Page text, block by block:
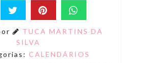
TUCA MARTINS DA
SILVA
CALENDÁRIOS